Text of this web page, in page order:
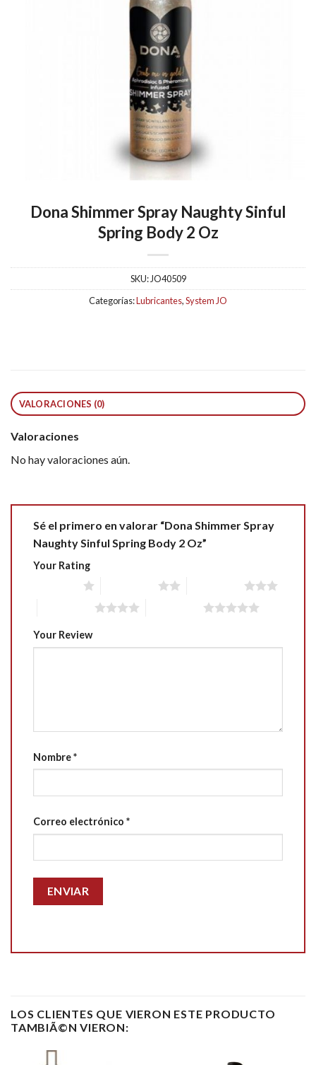
Dona Shimmer Spray Naughty Sinful
Spring Body 2 Oz
SKU: JO40509
Categorías:Lubricantes,System JO
VALORACIONES (0)
Valoraciones
No hay valoraciones aún.
Sé el primero en valorar “Dona Shimmer Spray
Naughty Sinful Spring Body 2 Oz”
Your Rating
Your Review
Nombre*
Correo electrónico *
LOS CLIENTES QUE VIERON ESTE PRODUCTO
TAMBIÃ©N VIERON: